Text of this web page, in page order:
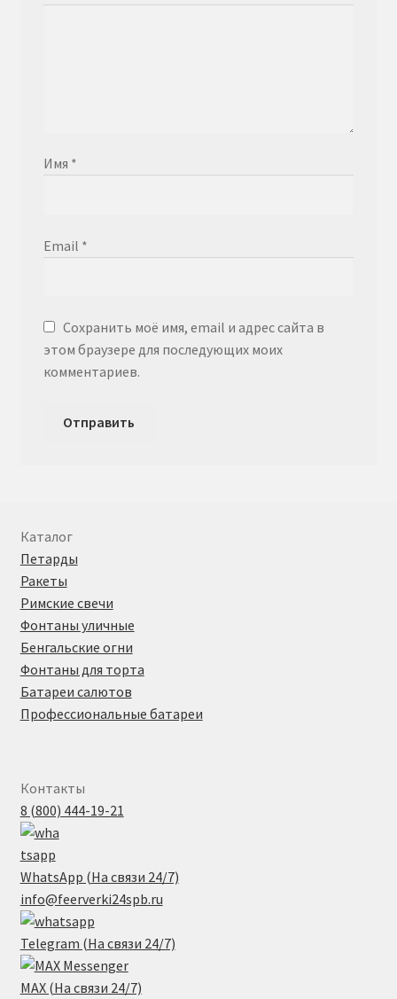
Имя *
Email *
Сохранить моё имя, email и адрес сайта в
этом браузере для последующих моих
комментариев.
Каталог
Петарды
Ракеты
Римские свечи
Фонтаны уличные
Бенгальские огни
Фонтаны для торта
Батареи салютов
Профессиональные батареи
Контакты
8 (800) 444-19-21
WhatsApp (На связи 24/7)
info@feerverki24spb.ru
Telegram (На связи 24/7)
MAX (На связи 24/7)